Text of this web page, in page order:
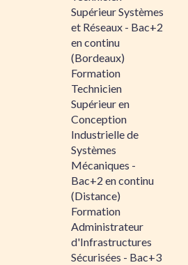
Supérieur Systèmes
et Réseaux - Bac+2
en continu
(Bordeaux)
Formation
Technicien
Supérieur en
Conception
Industrielle de
Systèmes
Mécaniques -
Bac+2 en continu
(Distance)
Formation
Administrateur
d'Infrastructures
Sécurisées - Bac+3